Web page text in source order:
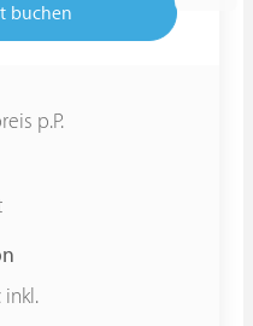
buchen
p.P.
inkl.